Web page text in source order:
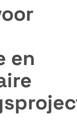
en